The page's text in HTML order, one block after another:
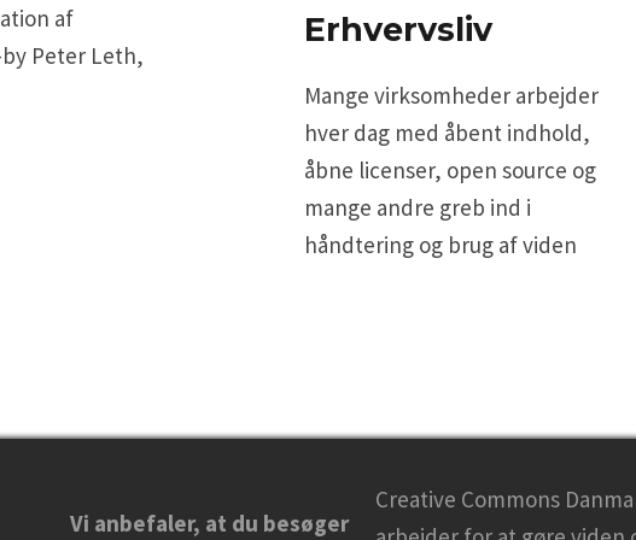
af
Peter Leth,
Erhvervsliv
Mange virksomheder arbejder
hver dag med åbent indhold,
åbne licenser, open source og
mange andre greb ind i
håndtering og brug af viden
Vi anbefaler, at du besøger
Creative Commons